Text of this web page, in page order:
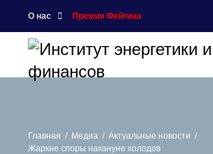
О нас Премия Фейгина
Главная Медиа
Актуальные новости
Жаркие споры накануне холодов